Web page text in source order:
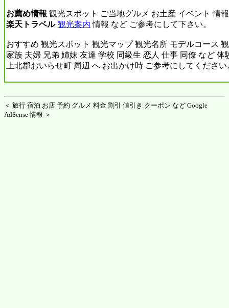
お薦め情報 観光スポット ご当地グルメ お土産 イベント 情
楽天トラベル 観光案内 情報 など ご参考にして下さい。
おすすめ 観光スポット 観光マップ 観光名所 モデルコース
家族 夫婦 兄弟 姉妹 友達 学校 同級生 恋人 仕事 同僚 など 体
上北郡おいらせ町 周辺 へ お出かけ時 ご参考にしてください
＜ 旅行 宿泊 お店 予約 グルメ 料金 割引 値引き クーポン など Google
AdSense 情報 ＞